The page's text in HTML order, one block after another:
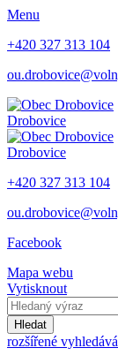
Menu
+420 327 313 104
Drobovice
Drobovice
+420 327 313 104
Facebook
Mapa webu
Vytisknout
Hledat
rozšířené